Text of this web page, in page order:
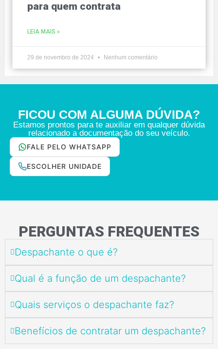
para quem contrata
LEIA MAIS »
29 de novembro de 2024 Nenhum comentário
FICOU COM ALGUMA DÚVIDA?
Estamos prontos para te auxiliar em qualquer dúvida
relacionado a documentação do seu veículo.
FALE PELO WHATSAPP
ESCOLHER UNIDADE
PERGUNTAS FREQUENTES
Despachante o que é?
Qual é a função de um despachante?
Quais serviços o despachante faz?
Benefícios de contratar um despachante?